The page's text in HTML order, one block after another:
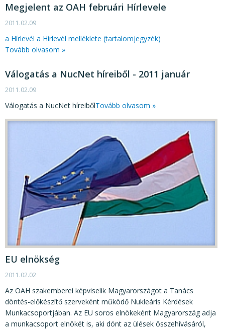
Megjelent az OAH februári Hírlevele
2011.02.09
a Hírlevél a Hírlevél melléklete (tartalomjegyzék)
Tovább olvasom »
Válogatás a NucNet híreiből - 2011 január
2011.02.09
Válogatás a NucNet híreibőlTovább olvasom »
EU elnökség
2011.02.02
Az OAH szakemberei képviselik Magyarországot a Tanács
döntés-előkészítő szerveként működő Nukleáris Kérdések
Munkacsoportjában. Az EU soros elnökeként Magyarország adja
a munkacsoport elnökét is, aki dönt az ülések összehívásáról,